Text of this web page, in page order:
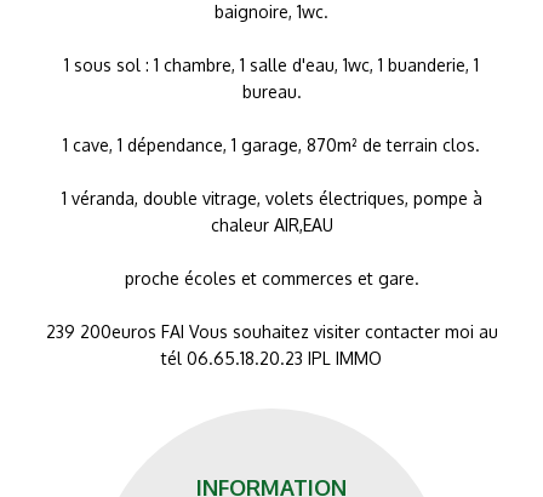
baignoire, 1wc.
1 sous sol : 1 chambre, 1 salle d'eau, 1wc, 1 buanderie, 1
bureau.
1 cave, 1 dépendance, 1 garage, 870m² de terrain clos.
1 véranda, double vitrage, volets électriques, pompe à
chaleur AIR,EAU
proche écoles et commerces et gare.
239 200euros FAI Vous souhaitez visiter contacter moi au
tél 06.65.18.20.23 IPL IMMO
INFORMATION